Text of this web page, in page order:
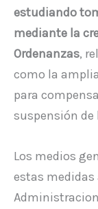
estudiando
mediante la
Ordenanzas,
como la
para
suspensión
Los medios
estas